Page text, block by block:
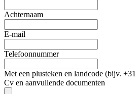
Achternaam
E-mail
Telefoonnummer
Met een plusteken en landcode (bijv.
Cv en aanvullende documenten